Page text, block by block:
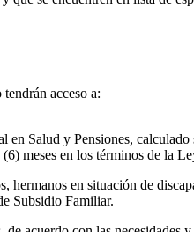
acceso a:
en Salud y Pensiones,
meses en los términos de la
en situación de
Subsidio Familiar.